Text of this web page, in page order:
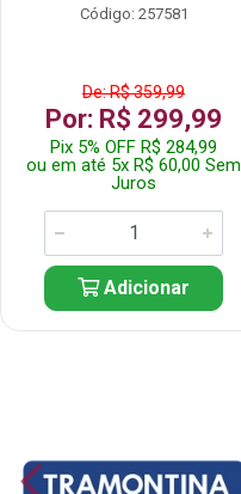
Código: 257581
De: R$ 359,99
Por: R$ 299,99
Pix 5% OFF R$ 284,99
ou em até 5x R$ 60,00 Sem
Juros
Adicionar